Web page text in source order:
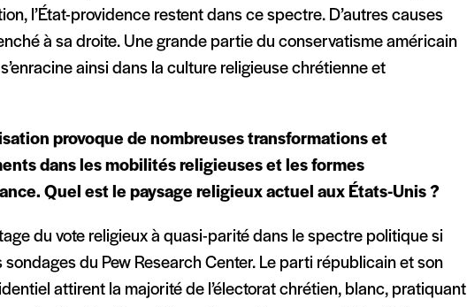
l’État-providence restent dans ce spectre. D’autres causes
à sa droite. Une grande partie du conservatisme américain
ainsi dans la culture religieuse chrétienne et
provoque de nombreuses transformations et
dans les mobilités religieuses et les formes
Quel est le paysage religieux actuel aux États-Unis ?
du vote religieux à quasi-parité dans le spectre politique si
sondages du Pew Research Center. Le parti républicain et son
attirent la majorité de l’électorat chrétien, blanc, pratiquant